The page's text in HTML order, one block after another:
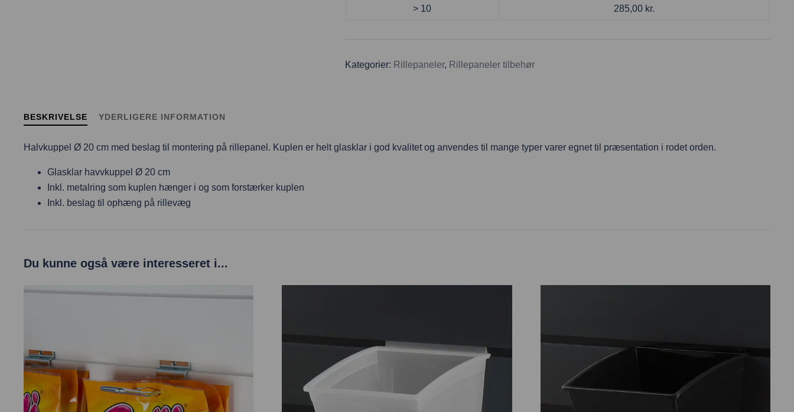
> 10 285,00 kr.
Kategorier: Rillepaneler, Rillepaneler tilbehør
BESKRIVELSE YDERLIGERE INFORMATION
Halvkuppel Ø 20 cm med beslag til montering på rillepanel. Kuplen er helt glasklar i god kvalitet og anvendes til mange typer varer egnet til præsentation i rodet orden.
Glasklar havvkuppel Ø 20 cm
Inkl. metalring som kuplen hænger i og som forstærker kuplen
Inkl. beslag til ophæng på rillevæg
Du kunne også være interesseret i...